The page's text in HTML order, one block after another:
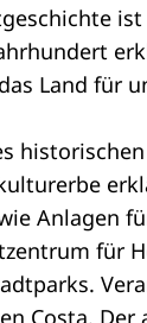
Land für
Anlagen
für
Costa.